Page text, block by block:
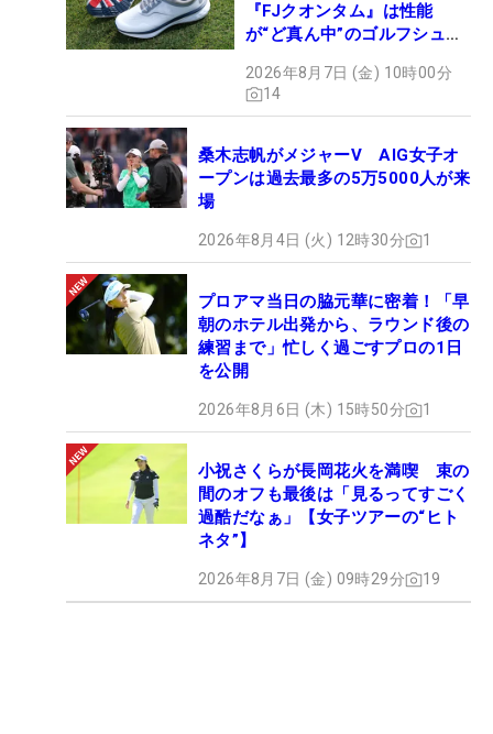
『FJクオンタム』は性能
が“ど真ん中”のゴルフシュー
2026年8月7日 (金) 10時00分
14
桑木志帆がメジャーV AIG女子オ
ープンは過去最多の5万5000人が来
場
2026年8月4日 (火) 12時30分 1
プロアマ当日の脇元華に密着！「早
朝のホテル出発から、ラウンド後の
練習まで」忙しく過ごすプロの1日
を公開
2026年8月6日 (木) 15時50分 1
小祝さくらが長岡花火を満喫 束の
間のオフも最後は「見るってすごく
過酷だなぁ」【女子ツアーの“ヒト
ネタ”】
2026年8月7日 (金) 09時29分 19